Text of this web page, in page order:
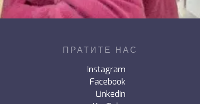
ПРАТИТЕ НАС
Instagram
Facebook
LinkedIn